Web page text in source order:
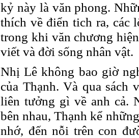
kỷ này là văn phong.
thích về điển tich ra, các
trong khi văn chương
viết và đời sống nhân vật.
Nhị Lê không bao giờ
của Thạnh. Và qua sách
liên tưởng gì về anh cả.
bên nhau, Thạnh kể
nhớ, đến nỗi trên con